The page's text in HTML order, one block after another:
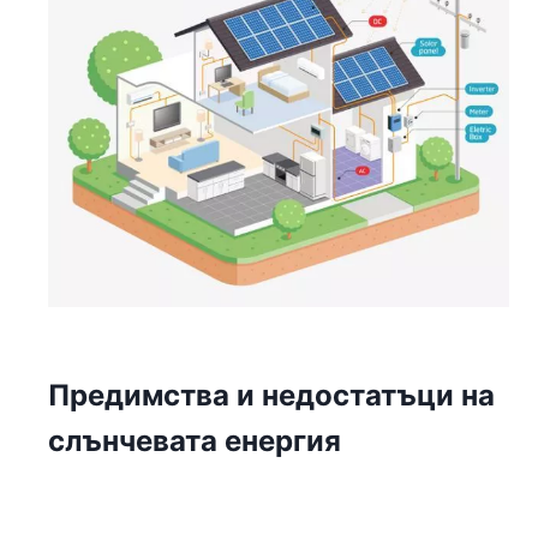
Предимства и недостатъци на
слънчевата енергия